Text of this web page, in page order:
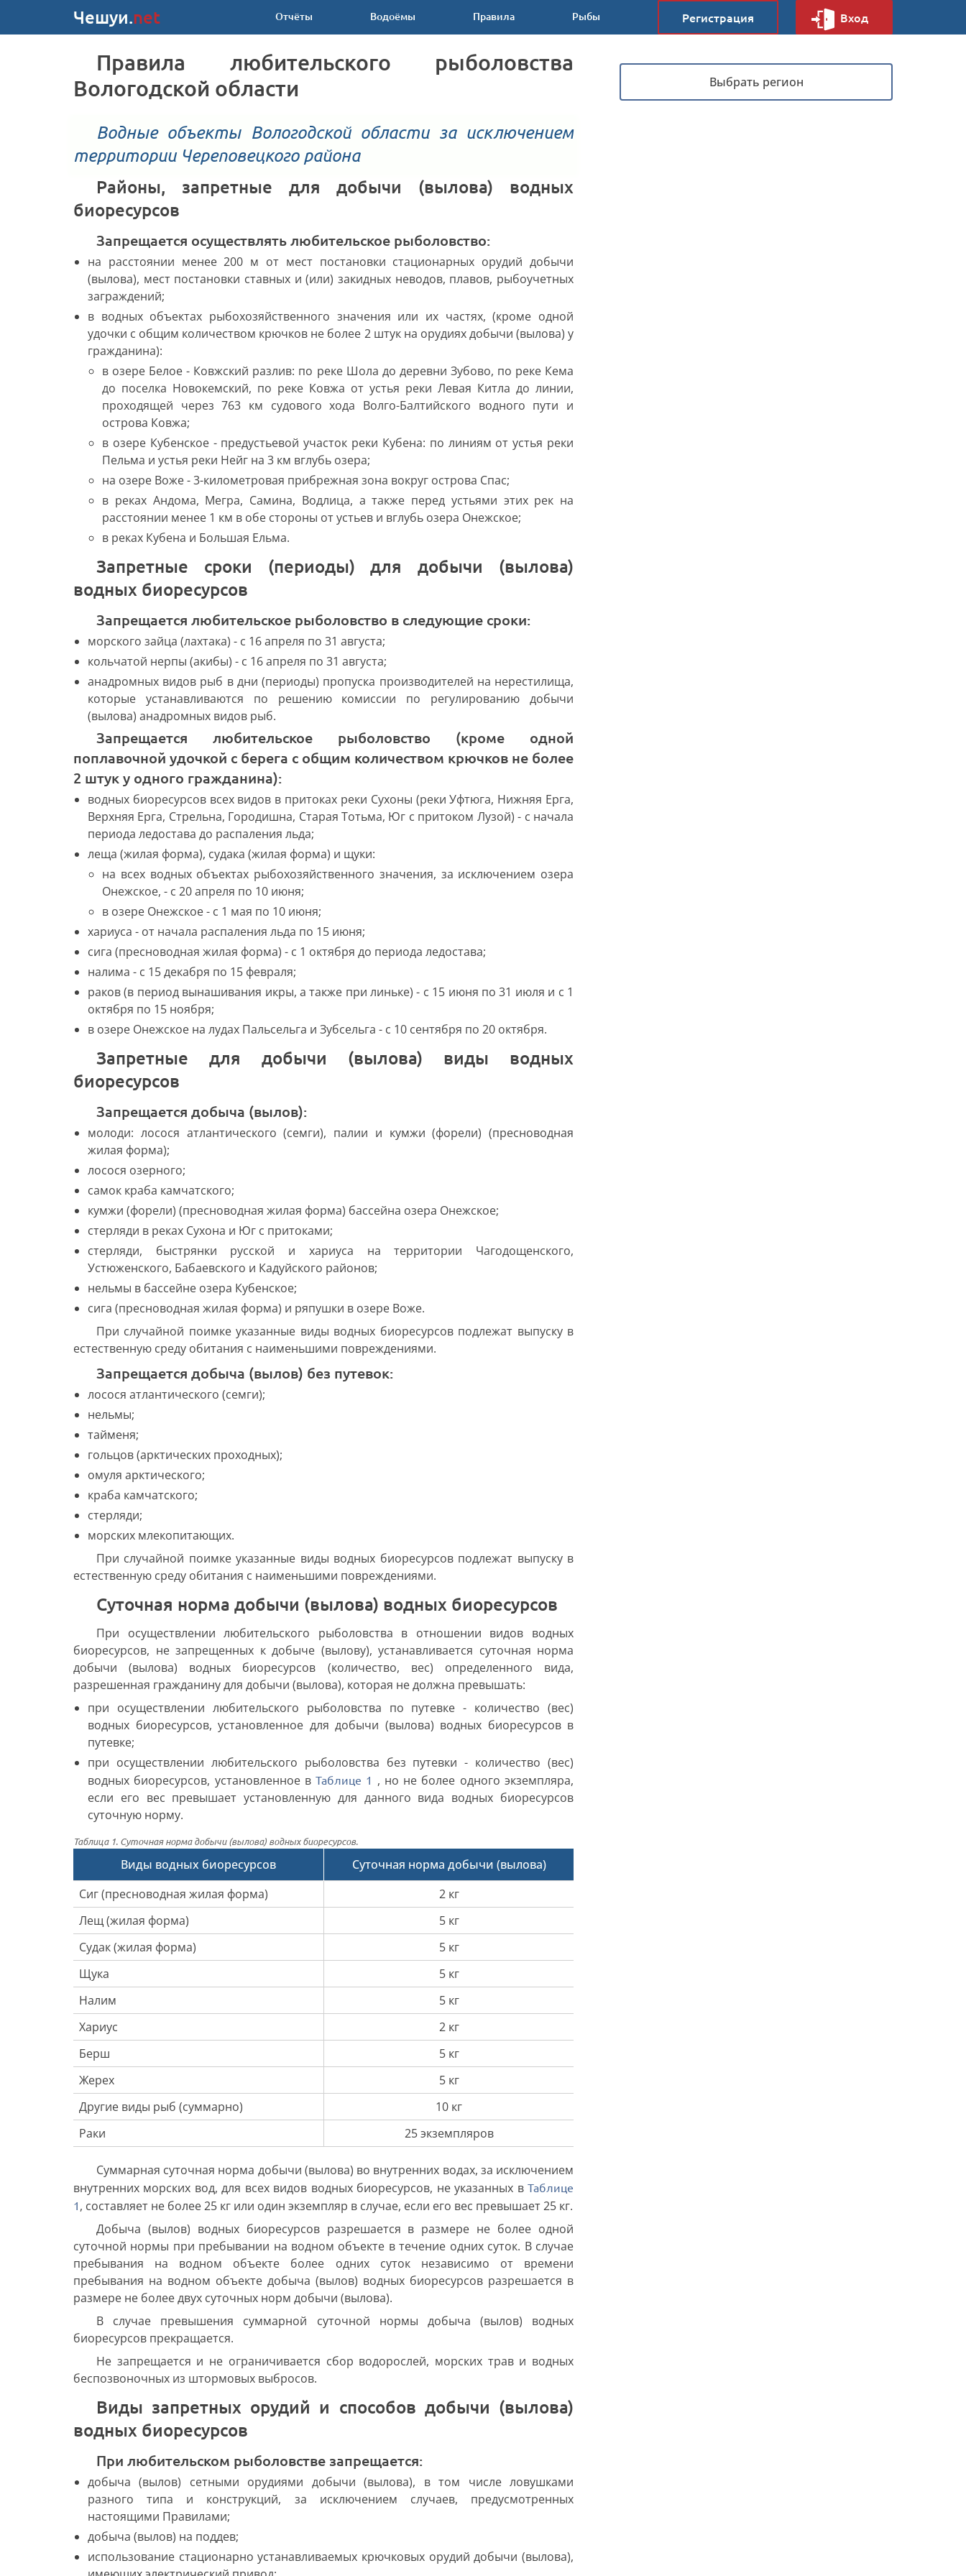
Чешуи.net Отчёты Водоёмы Правила Рыбы Регистрация Вход
Правила любительского рыболовства
Вологодской области
Водные объекты Вологодской области за исключением
территории Череповецкого района
Районы, запретные для добычи (вылова) водных
биоресурсов
Запрещается осуществлять любительское рыболовство:
на расстоянии менее 200 м от мест постановки стационарных орудий добычи
(вылова), мест постановки ставных и (или) закидных неводов, плавов, рыбоучетных
заграждений;
в водных объектах рыбохозяйственного значения или их частях, (кроме одной
удочки с общим количеством крючков не более 2 штук на орудиях добычи (вылова) у
гражданина):
в озере Белое - Ковжский разлив: по реке Шола до деревни Зубово, по реке Кема
до поселка Новокемский, по реке Ковжа от устья реки Левая Китла до линии,
проходящей через 763 км судового хода Волго-Балтийского водного пути и
острова Ковжа;
в озере Кубенское - предустьевой участок реки Кубена: по линиям от устья реки
Пельма и устья реки Нейг на 3 км вглубь озера;
на озере Воже - 3-километровая прибрежная зона вокруг острова Спас;
в реках Андома, Мегра, Самина, Водлица, а также перед устьями этих рек на
расстоянии менее 1 км в обе стороны от устьев и вглубь озера Онежское;
в реках Кубена и Большая Ельма.
Запретные сроки (периоды) для добычи (вылова)
водных биоресурсов
Запрещается любительское рыболовство в следующие сроки:
морского зайца (лахтака) - с 16 апреля по 31 августа;
кольчатой нерпы (акибы) - с 16 апреля по 31 августа;
анадромных видов рыб в дни (периоды) пропуска производителей на нерестилища,
которые устанавливаются по решению комиссии по регулированию добычи
(вылова) анадромных видов рыб.
Запрещается любительское рыболовство (кроме одной
поплавочной удочкой с берега с общим количеством крючков не более
2 штук у одного гражданина):
водных биоресурсов всех видов в притоках реки Сухоны (реки Уфтюга, Нижняя Ерга,
Верхняя Ерга, Стрельна, Городишна, Старая Тотьма, Юг с притоком Лузой) - с начала
периода ледостава до распаления льда;
леща (жилая форма), судака (жилая форма) и щуки:
на всех водных объектах рыбохозяйственного значения, за исключением озера
Онежское, - с 20 апреля по 10 июня;
в озере Онежское - с 1 мая по 10 июня;
хариуса - от начала распаления льда по 15 июня;
сига (пресноводная жилая форма) - с 1 октября до периода ледостава;
налима - с 15 декабря по 15 февраля;
раков (в период вынашивания икры, а также при линьке) - с 15 июня по 31 июля и с 1
октября по 15 ноября;
в озере Онежское на лудах Пальсельга и Зубсельга - с 10 сентября по 20 октября.
Запретные для добычи (вылова) виды водных
биоресурсов
Запрещается добыча (вылов):
молоди: лосося атлантического (семги), палии и кумжи (форели) (пресноводная
жилая форма);
лосося озерного;
самок краба камчатского;
кумжи (форели) (пресноводная жилая форма) бассейна озера Онежское;
стерляди в реках Сухона и Юг с притоками;
стерляди, быстрянки русской и хариуса на территории Чагодощенского,
Устюженского, Бабаевского и Кадуйского районов;
нельмы в бассейне озера Кубенское;
сига (пресноводная жилая форма) и ряпушки в озере Воже.
При случайной поимке указанные виды водных биоресурсов подлежат выпуску в
естественную среду обитания с наименьшими повреждениями.
Запрещается добыча (вылов) без путевок:
лосося атлантического (семги);
нельмы;
тайменя;
гольцов (арктических проходных);
омуля арктического;
краба камчатского;
стерляди;
морских млекопитающих.
При случайной поимке указанные виды водных биоресурсов подлежат выпуску в
естественную среду обитания с наименьшими повреждениями.
суточная норма добычи (вылова) водных биоресурсов
При осуществлении любительского рыболовства в отношении видов водных
биоресурсов, не запрещенных к добыче (вылову), устанавливается суточная норма
добычи (вылова) водных биоресурсов (количество, вес) определенного вида,
разрешенная гражданину для добычи (вылова), которая не должна превышать:
при осуществлении любительского рыболовства по путевке - количество (вес)
водных биоресурсов, установленное для добычи (вылова) водных биоресурсов в
путевке;
при осуществлении любительского рыболовства без путевки - количество (вес)
водных биоресурсов, установленное вТаблице 1 , но не более одного экземпляра,
если его вес превышает установленную для данного вида водных биоресурсов
суточную норму.
Таблица 1. Суточная норма добычи (вылова) водных биоресурсов.
Виды водных биоресурсов
Суточная норма добычи (вылова)
Сиг (пресноводная жилая форма)
2 кг
Лещ (жилая форма)
5 кг
Судак (жилая форма)
5 кг
Щука
5 кг
Налим
5 кг
Хариус
2 кг
Берш
5 кг
Жерех
5 кг
Другие виды рыб (суммарно)
10 кг
Раки
25 экземпляров
Суммарная суточная норма добычи (вылова) во внутренних водах, за исключением
внутренних морских вод, для всех видов водных биоресурсов, не указанных в Таблице
1 , составляет не более 25 кг или один экземпляр в случае, если его вес превышает 25 кг.
Добыча (вылов) водных биоресурсов разрешается в размере не более одной
суточной нормы при пребывании на водном объекте в течение одних суток. В случае
пребывания на водном объекте более одних суток независимо от времени
пребывания на водном объекте добыча (вылов) водных биоресурсов разрешается в
размере не более двух суточных норм добычи (вылова).
В случае превышения суммарной суточной нормы добыча (вылов) водных
биоресурсов прекращается.
Не запрещается и не ограничивается сбор водорослей, морских трав и водных
беспозвоночных из штормовых выбросов.
Виды запретных орудий и способов добычи (вылова)
водных биоресурсов
При любительском рыболовстве запрещается:
добыча (вылов) сетными орудиями добычи (вылова), в том числе ловушками
разного типа и конструкций, за исключением случаев, предусмотренных
настоящими Правилами;
добыча (вылов) на поддев;
использование стационарно устанавливаемых крючковых орудий добычи (вылова),
Выбрать регион